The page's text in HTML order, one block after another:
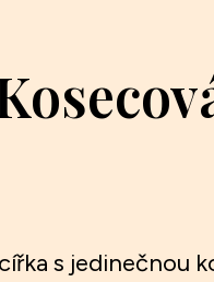
s jedinečnou